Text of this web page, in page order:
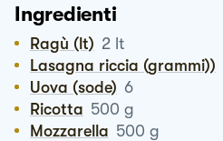
Ingredienti
Ragù (lt) 2 lt
Lasagna riccia (grammi))
Uova (sode) 6
Ricotta 500 g
Mozzarella 500 g